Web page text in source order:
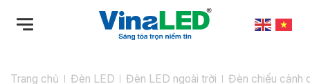
qua
dungTrang chủ Đèn LED Đèn LED ngoài trời Đèn chiếu cảnh